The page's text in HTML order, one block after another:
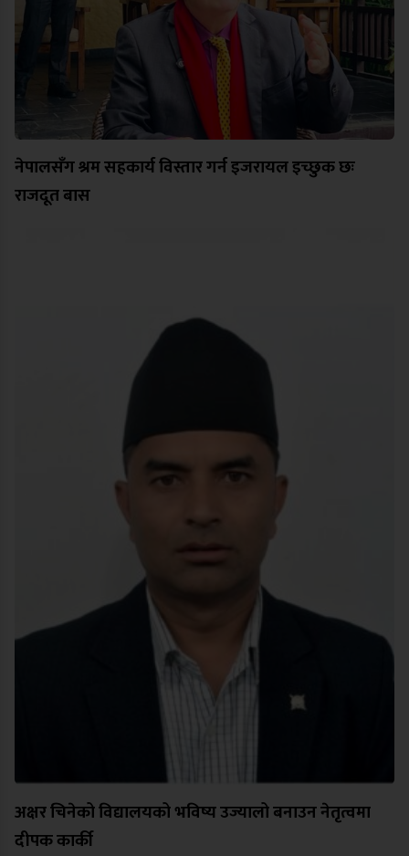
नेपालसँग श्रम सहकार्य विस्तार गर्न इजरायल इच्छुक छः
राजदूत बास
अक्षर चिनेको विद्यालयको भविष्य उज्यालो बनाउन नेतृत्वमा
दीपक कार्की